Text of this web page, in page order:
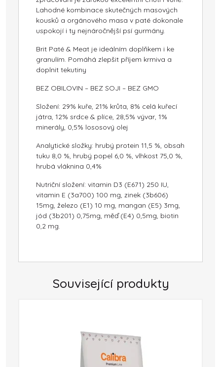
Lahodné kombinace skutečných masových
kousků a orgánového masa v paté dokonale
uspokojí i ty nejnáročnější psí gurmány.
Brit Paté & Meat je ideálním doplňkem i ke
granulím. Pomáhá zlepšit příjem krmiva a
doplnit tekutiny
BEZ OBILOVIN – BEZ SOJI – BEZ GMO
Složení: 29% kuře, 21% krůta, 8% celá kuřecí
játra, 12% srdce & plíce, 28,5% vývar, 1%
minerály, 0,5% lososový olej
Analytické složky: hrubý protein 11,5 %, obsah
tuku 8,0 %, hrubý popel 6,0 %, vlhkost 75,0 %,
hrubá vláknina 0,4%
Nutriční složení: vitamin D3 (E671) 250 IU,
vitamin E (3a700) 100 mg, zinek (3b606)
15mg, železo (E1) 10 mg, mangan (E5) 3mg,
jód (3b201) 0,75mg, měď (E4) 0,5mg, biotin
0,2 mg.
Související produkty